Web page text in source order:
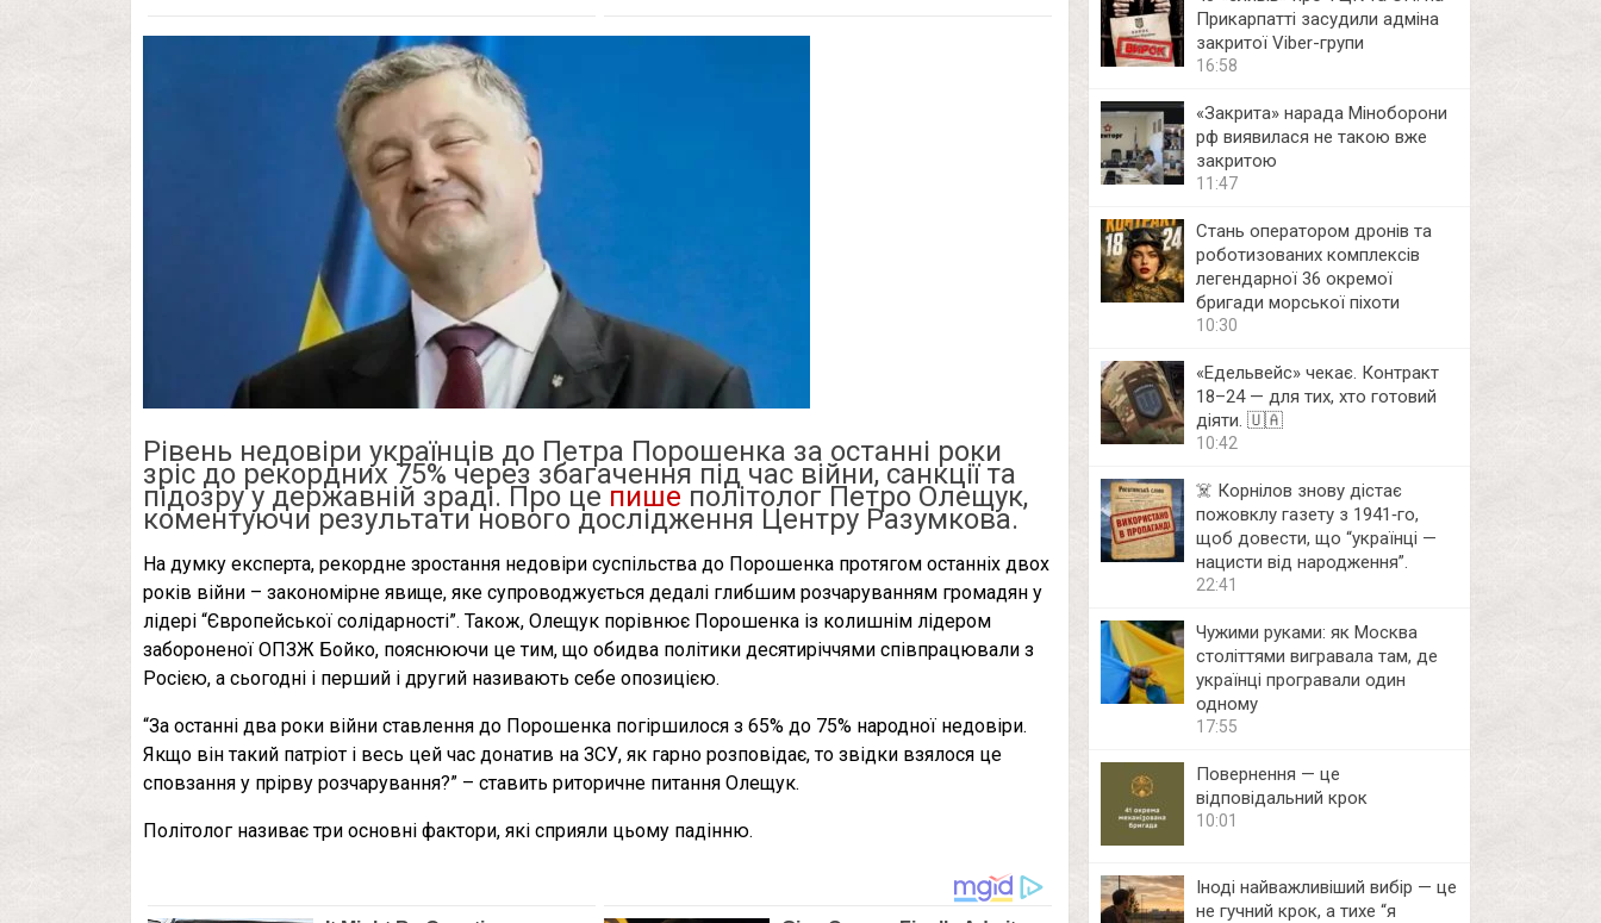
Рівень недовіри українців до Петра Порошенка за останні роки
зріс до рекордних 75% через збагачення під час війни, санкції та
підозру у державній зраді. Про це пише політолог Петро Олещук,
коментуючи результати нового дослідження Центру Разумкова.
На думку експерта, рекордне зростання недовіри суспільства до Порошенка протягом останніх двох
років війни – закономірне явище, яке супроводжується дедалі глибшим розчаруванням громадян у
лідері “Європейської солідарності”. Також, Олещук порівнює Порошенка із колишнім лідером
забороненої ОПЗЖ Бойко, пояснюючи це тим, що обидва політики десятиріччями співпрацювали з
Росією, а сьогодні і перший і другий називають себе опозицією.
“За останні два роки війни ставлення до Порошенка погіршилося з 65% до 75% народної недовіри.
Якщо він такий патріот і весь цей час донатив на ЗСУ, як гарно розповідає, то звідки взялося це
сповзання у прірву розчарування?” – ставить риторичне питання Олещук.
Політолог називає три основні фактори, які сприяли цьому падінню.
Прикарпатті засудили адміна
закритої Viber-групи
16:58
«Закрита» нарада Міноборони
рф виявилася не такою вже
закритою
11:47
Стань оператором дронів та
роботизованих комплексів
легендарної 36 окремої
бригади морської піхоти
10:30
«Едельвейс» чекає. Контракт
18–24 — для тих, хто готовий
діяти. 🇺🇦
10:42
☠️ Корнілов знову дістає
пожовклу газету з 1941‑го,
щоб довести, що “українці —
нацисти від народження”.
22:41
Чужими руками: як Москва
століттями вигравала там, де
українці програвали один
одному
17:55
Повернення — це
відповідальний крок
10:01
Іноді найважливіший вибір — це
не гучний крок, а тихе “я